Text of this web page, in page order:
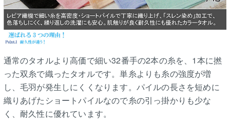
通常のタオルより高価で細い32番手の2本の糸を、1本に撚
った双糸で織ったタオルです。単糸よりも糸の強度が増
し、毛羽が発生しにくくなります。パイルの長さを短めに
織りあげたショートパイルなので糸の引っ掛かりも少な
く、耐久性に優れています。